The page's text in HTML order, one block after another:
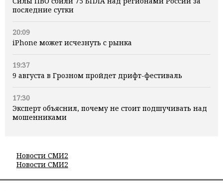
последние сутки
20:09
iPhone может исчезнуть с рынка
19:37
9 августа в Грозном пройдет дрифт-фестиваль
17:30
Эксперт объяснил, почему не стоит подшучивать над
мошенниками
Новости СМИ2
Новости СМИ2